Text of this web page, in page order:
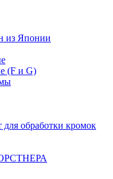
из Японии
(F и G)
обработки кромок